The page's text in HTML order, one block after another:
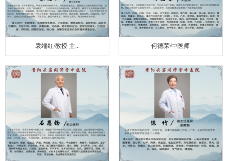
袁端红/教授 主... 何德荣/中医师